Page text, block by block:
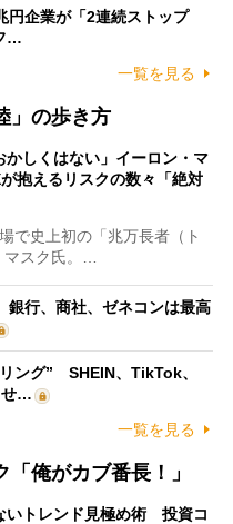
円企業が「2連続ストップ
…
一覧を見る
」の歩き方
かしくはない」イーロン・マ
抱えるリスクの数々「絶対
で史上初の「兆万長者（ト
スク氏。…
銀行、商社、ゼネコンは最高
ング” SHEIN、TikTok、
せ…
一覧を見る
俺がカブ番長！」
いトレンド見極め術 投資コ